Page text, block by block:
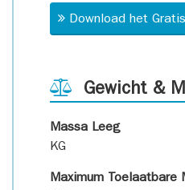
Download het
Gewicht &
Massa Leeg
KG
Maximum Toelaatbare